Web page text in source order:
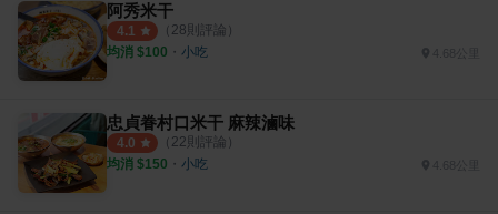
阿秀米干
4.1 （ 28則評論）
均消 $100 ・ 小吃 4.68公里
忠貞眷村口米干 麻辣滷味
4.0 （ 22則評論）
均消 $150 ・ 小吃 4.68公里